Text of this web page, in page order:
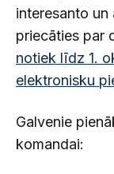
interesanto
priecāties par
notiek līdz 1.
elektronisku
Galvenie
komandai: